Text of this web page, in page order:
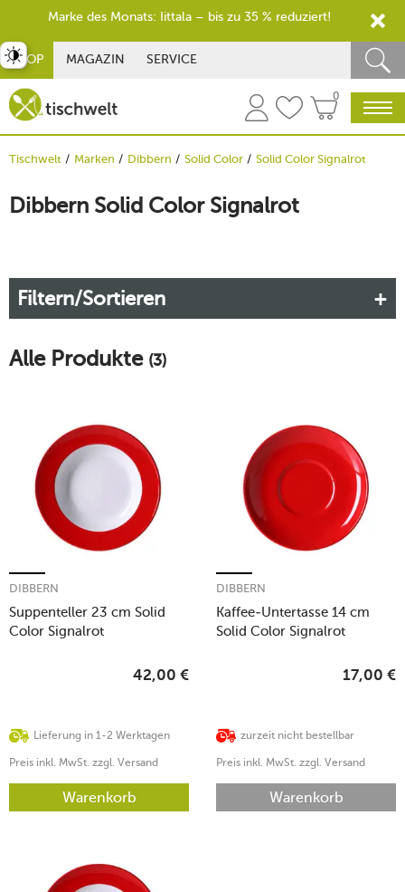
SHOP MAGAZIN SERVICE
0
Tischwelt Marken Dibbern Solid Color Solid Color Signalrot
Dibbern Solid Color Signalrot
Filtern/Sortieren
Alle Produkte (3)
Suppenteller 23 cm Solid
Color Signalrot
DIBBERN
Lieferung in 1-2 Werktagen
42,00 €
Preis inkl. MwSt. zzgl. Versand
Warenkorb
Kaffee-Untertasse 14 cm
Solid Color Signalrot
DIBBERN
zurzeit nicht bestellbar
17,00 €
Preis inkl. MwSt. zzgl. Versand
Warenkorb
umschalten
Marke des Monats: Iittala – bis zu 35 % reduziert!